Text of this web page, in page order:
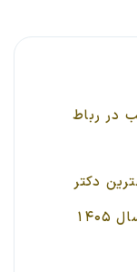
در رباط
دکتر
هزینه ساکشن غبغب در رباط کریم سال ۱۴۰۵